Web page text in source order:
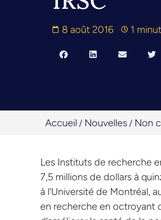
8 août 2016 1
Accueil / Nouvelles / Non
Les Instituts de recherche
7,5 millions de dollars à
à l’Université de Montréal,
en recherche en octroyant